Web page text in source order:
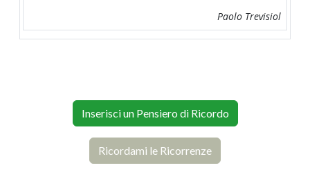
Paolo Trevisiol
Inserisci un Pensiero di Ricordo
Ricordami le Ricorrenze